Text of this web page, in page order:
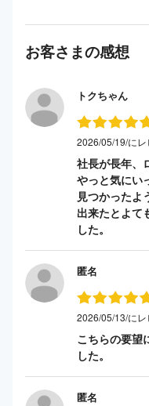
お客さまの感想
トクちゃん
2026/05/19/に
社長が長年、
やっと気にい
見つかったよ
出来たとよて
した。
匿名
2026/05/13/に
こちらの要望
した。
匿名